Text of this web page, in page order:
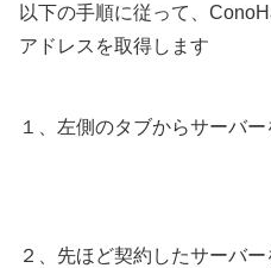
以下の手順に従って、
アドレスを取得します
１、左側のタブからサーバー
２、先ほど契約したサーバー